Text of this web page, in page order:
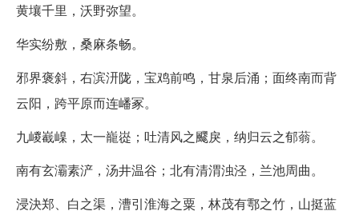
黄壤千里，沃野弥望。
华实纷敷，桑麻条畅。
邪界褒斜，右滨汧陇，宝鸡前鸣，甘泉后涌；面终南而背
云阳，跨平原而连嶓冢。
九嵕嶻嵲，太一巃嵸；吐清风之飂戾，纳归云之郁蓊。
南有玄灞素浐，汤井温谷；北有清渭浊泾，兰池周曲。
浸決郑、白之渠，漕引淮海之粟，林茂有鄠之竹，山挺蓝